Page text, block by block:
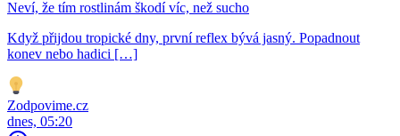
Neví, že tím rostlinám škodí víc, než sucho
Když přijdou tropické dny, první reflex bývá jasný. Popadnout
konev nebo hadici […]
Zodpovime.cz
dnes, 05:20